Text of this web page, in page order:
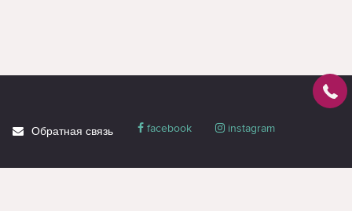
Обратная связь facebook instagram